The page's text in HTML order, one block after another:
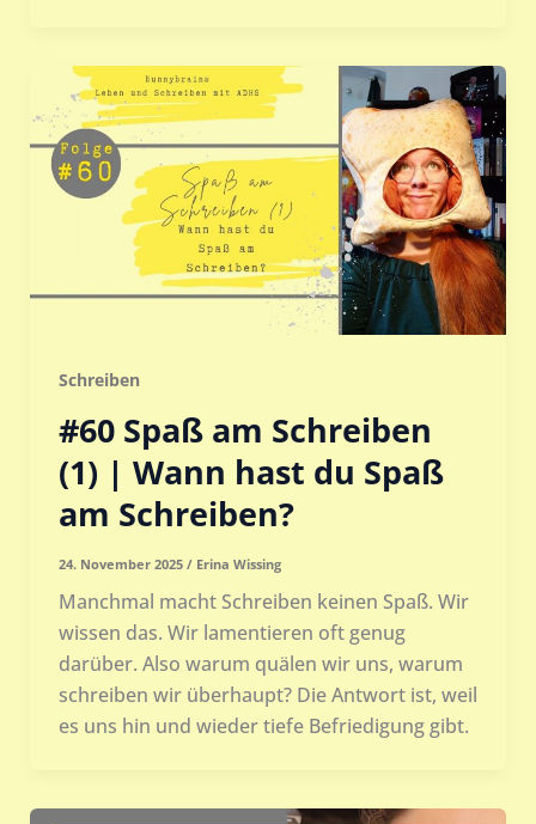
Schreiben
#60 Spaß am Schreiben
(1) | Wann hast du Spaß
am Schreiben?
24. November 2025 / Erina Wissing
Manchmal macht Schreiben keinen Spaß. Wir
wissen das. Wir lamentieren oft genug
darüber. Also warum quälen wir uns, warum
schreiben wir überhaupt? Die Antwort ist, weil
es uns hin und wieder tiefe Befriedigung gibt.